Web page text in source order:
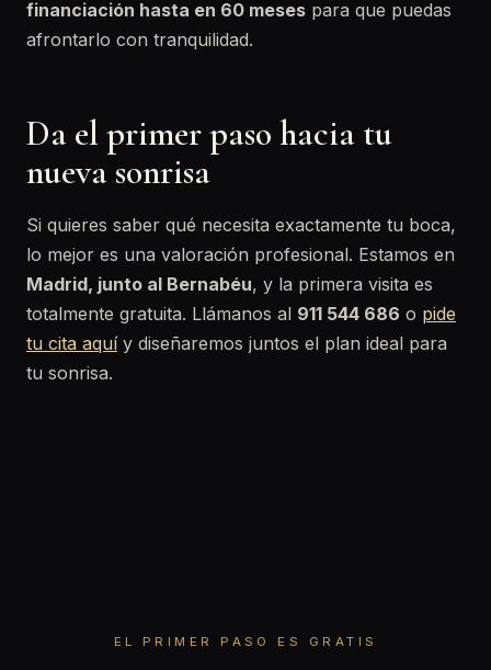
financiación hasta en 60 meses para que puedas
afrontarlo con tranquilidad.
Da el primer paso hacia tu
nueva sonrisa
Si quieres saber qué necesita exactamente tu boca,
lo mejor es una valoración profesional. Estamos en
Madrid, junto al Bernabéu, y la primera visita es
totalmente gratuita. Llámanos al 911 544 686 o pide
tu cita aquíy diseñaremos juntos el plan ideal para
tu sonrisa.
EL PRIMER PASO ES GRATIS